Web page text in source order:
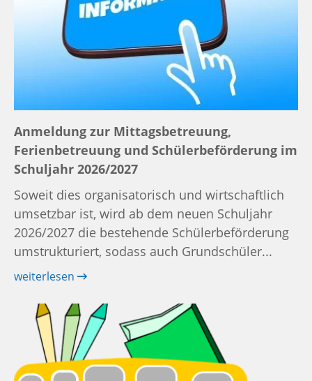
Anmeldung zur Mittagsbetreuung,
Ferienbetreuung und Schülerbeförderung im
Schuljahr 2026/2027
Soweit dies organisatorisch und wirtschaftlich
umsetzbar ist, wird ab dem neuen Schuljahr
2026/2027 die bestehende Schülerbeförderung
umstrukturiert, sodass auch Grundschüler...
weiterlesen